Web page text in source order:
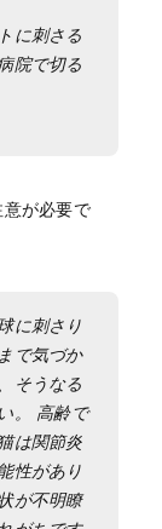
に刺さる
院で切る
が必要で
に刺さり
で気づか
そうなる
。 高齢で
は関節炎
性があり
が不明瞭